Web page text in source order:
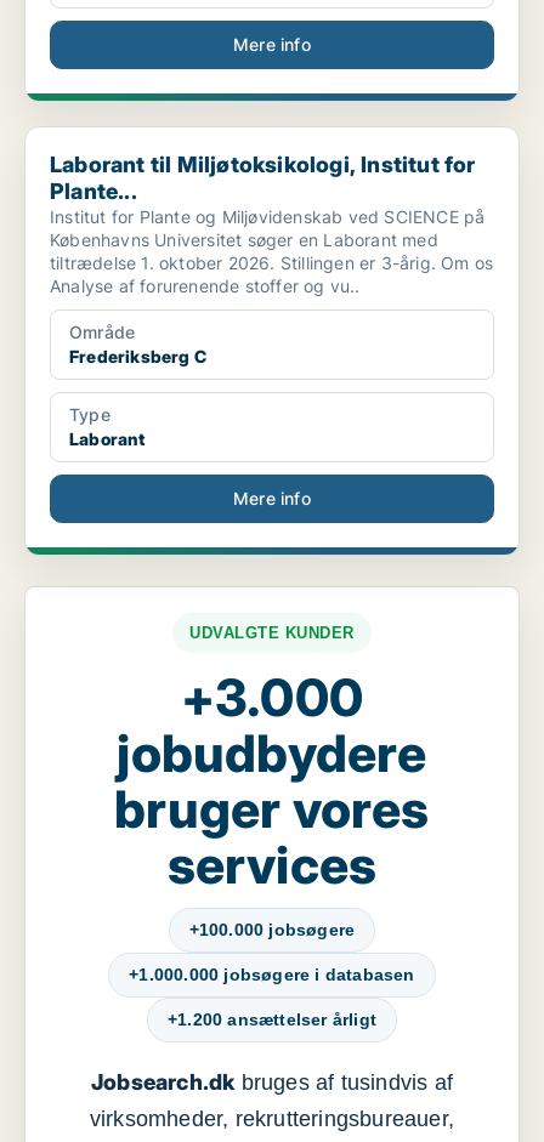
Mere info
Laborant til Miljøtoksikologi, Institut for Plante...
Laborant til Miljøtoksikologi, Institut for
Plante...
Institut for Plante og Miljøvidenskab ved SCIENCE på
Københavns Universitet søger en Laborant med
tiltrædelse 1. oktober 2026. Stillingen er 3-årig. Om os
Analyse af forurenende stoffer og vu..
Område
Frederiksberg C
Type
Laborant
Mere info
UDVALGTE KUNDER
+3.000
jobudbydere
bruger vores
services
+100.000 jobsøgere
+1.000.000 jobsøgere i databasen
+1.200 ansættelser årligt
Jobsearch.dkbruges af tusindvis af
virksomheder, rekrutteringsbureauer,